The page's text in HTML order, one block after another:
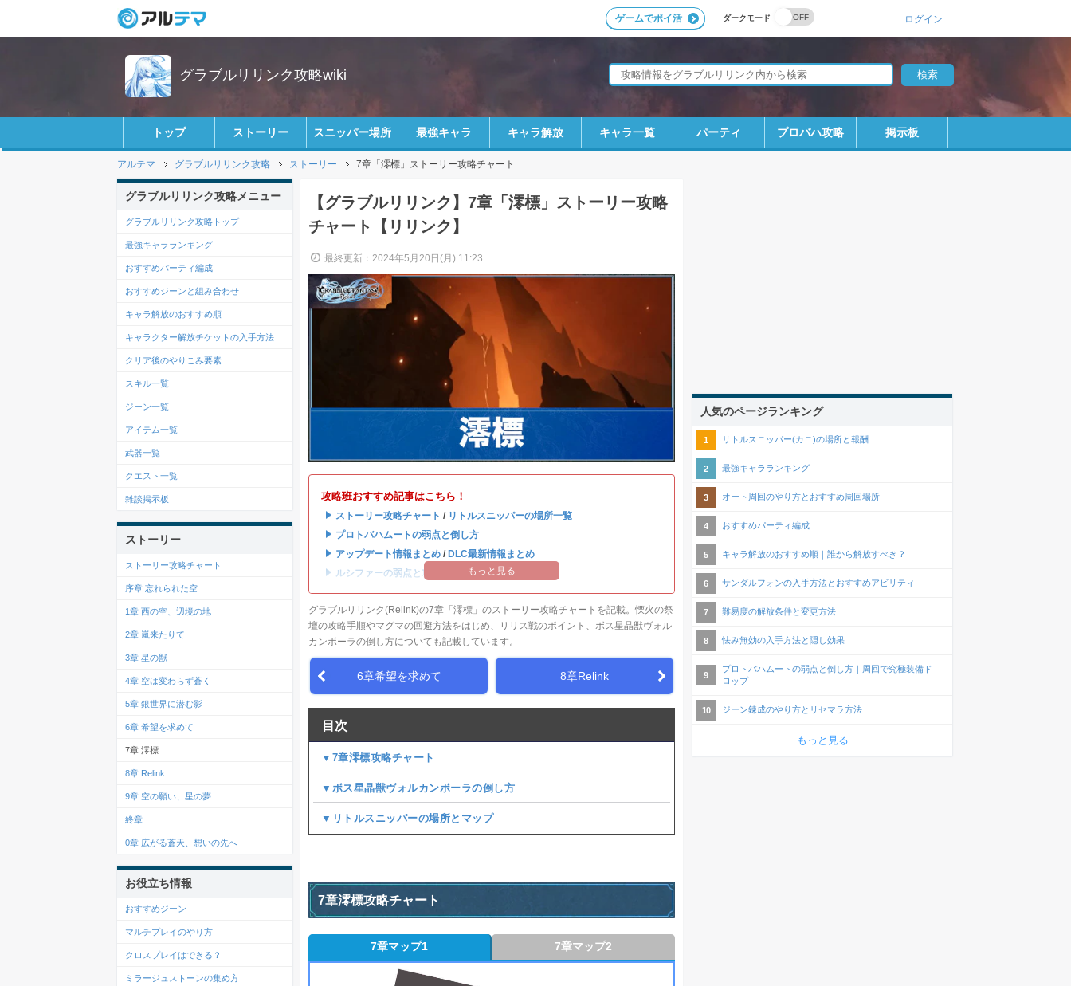
ダークモード
ゲームでポイ活 ログイン
グラブルリリンク攻略wiki
トップ ストーリー スニッパー場所 最強キャラ キャラ解放 キャラ一覧 パーティ プロバハ攻略 掲示板
アルテマ グラブルリリンク攻略 ストーリー 7章「澪標」ストーリー攻略チャート
【グラブルリリンク】7章「澪標」ストーリー攻略
チャート【リリンク】
最終更新：2024年5月20日(月) 11:23
攻略班おすすめ記事はこちら！
・ ストーリー攻略チャート / リトルスニッパーの場所一覧
・ プロトバハムートの弱点と倒し方
・ アップデート情報まとめ / DLC最新情報まとめ
・ ルシファーの弱点と攻略はこちらもっと見る
グラブルリリンク(Relink)の7章「澪標」のストーリー攻略チャートを記載。慄火の祭
壇の攻略手順やマグマの回避方法をはじめ、リリス戦のポイント、ボス星晶獣ヴォル
カンボーラの倒し方についても記載しています。
6章希望を求めて 8章Relink
目次
▼7章澪標攻略チャート
▼ボス星晶獣ヴォルカンボーラの倒し方
▼リトルスニッパーの場所とマップ
7章澪標攻略チャート
7章マップ1 7章マップ2
グラブルリリンク攻略メニュー
グラブルリリンク攻略トップ
最強キャラランキング
おすすめパーティ編成
おすすめジーンと組み合わせ
キャラ解放のおすすめ順
キャラクター解放チケットの入手方法
クリア後のやりこみ要素
スキル一覧
ジーン一覧
アイテム一覧
武器一覧
クエスト一覧
雑談掲示板
ストーリー
ストーリー攻略チャート
序章 忘れられた空
1章 西の空、辺境の地
2章 嵐来たりて
3章 星の獣
4章 空は変わらず蒼く
5章 銀世界に潜む影
6章 希望を求めて
7章 澪標
8章 Relink
9章 空の願い、星の夢
終章
0章 広がる蒼天、想いの先へ
お役立ち情報
おすすめジーン
マルチプレイのやり方
クロスプレイはできる？
ミラージュストーンの集め方
人気のページランキング
リトルスニッパー(カニ)の場所と報酬
最強キャラランキング
オート周回のやり方とおすすめ周回場所
おすすめパーティ編成
キャラ解放のおすすめ順｜誰から解放すべき？
サンダルフォンの入手方法とおすすめアビリティ
難易度の解放条件と変更方法
怯み無効の入手方法と隠し効果
プロトバハムートの弱点と倒し方｜周回で究極装備ド
ロップ
ジーン錬成のやり方とリセマラ方法
もっと見る